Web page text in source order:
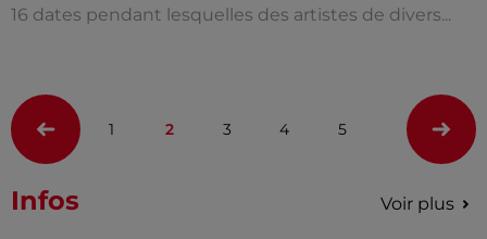
16 dates pendant lesquelles des artistes de divers...
1 2 3 4 5
Infos Voir plus